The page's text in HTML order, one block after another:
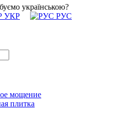
українською?
УКР
РУС
мощение
плитка